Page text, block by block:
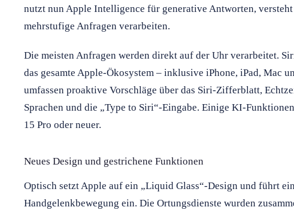
nutzt nun Apple Intelligence für generative Antworten,
mehrstufige Anfragen verarbeiten.
Die meisten Anfragen werden direkt auf der Uhr verarbeitet.
das gesamte Apple-Ökosystem – inklusive iPhone, iPad, Mac
umfassen proaktive Vorschläge über das Siri-Zifferblatt,
Sprachen und die „Type to Siri“-Eingabe. Einige KI-
15 Pro oder neuer.
Neues Design und gestrichene Funktionen
Optisch setzt Apple auf ein „Liquid Glass“-Design und führt
Handgelenkbewegung ein. Die Ortungsdienste wurden